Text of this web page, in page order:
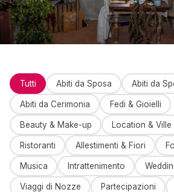
Tutti Abiti da Sposa Abiti da
Abiti da Cerimonia Fedi & Gioielli
Beauty & Make-up Location & Ville
Ristoranti Allestimenti & Fiori
Musica Intrattenimento
Viaggi di Nozze Partecipazioni